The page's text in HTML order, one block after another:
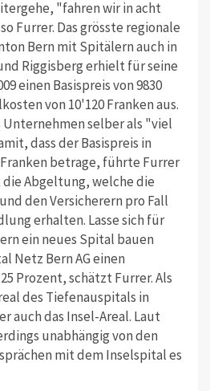
"fahren wir in acht
Furrer. Das grösste regionale
Bern mit Spitälern auch in
Riggisberg erhielt für seine
einen Basispreis von 9830
von 10'120 Franken aus.
Unternehmen selber als "viel
dass der Basispreis in
betrage, führte Furrer
die Abgeltung, welche die
den Versicherern pro Fall
erhalten. Lasse sich für
ein neues Spital bauen
Netz Bern AG einen
Prozent, schätzt Furrer. Als
des Tiefenauspitals in
auch das Insel-Areal. Laut
unabhängig von den
mit dem Inselspital es